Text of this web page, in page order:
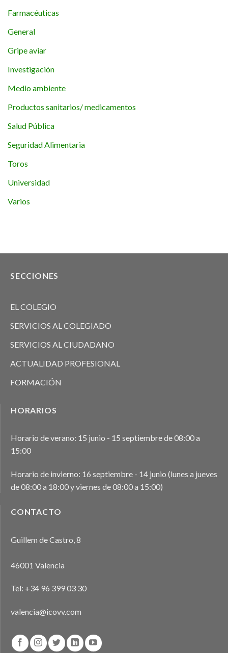
Farmacéuticas
General
Gripe aviar
Investigación
Medio ambiente
Productos sanitarios/ medicamentos
Salud Pública
Seguridad Alimentaria
Toros
Universidad
Varios
SECCIONES
EL COLEGIO
SERVICIOS AL COLEGIADO
SERVICIOS AL CIUDADANO
ACTUALIDAD PROFESIONAL
FORMACIÓN
HORARIOS
Horario de verano: 15 junio - 15 septiembre de 08:00 a
15:00
Horario de invierno: 16 septiembre - 14 junio (lunes a jueves
de 08:00 a 18:00 y viernes de 08:00 a 15:00)
CONTACTO
Guillem de Castro, 8
46001 Valencia
Tel: +34 96 399 03 30
valencia@icovv.com